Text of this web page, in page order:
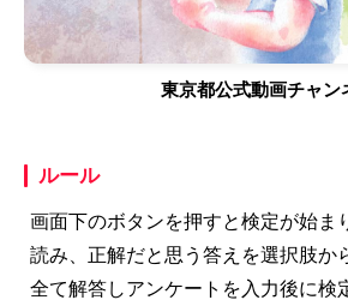
東京都公式動画チャン
ルール
画面下のボタンを押すと検定が始ま
読み、正解だと思う答えを選択肢か
全て解答しアンケートを入力後に検